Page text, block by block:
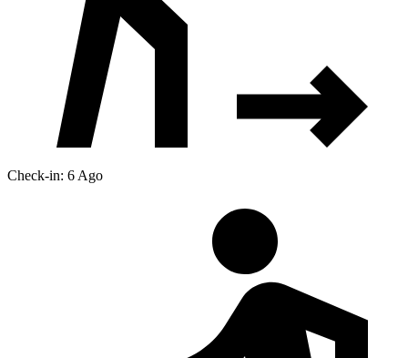
Check-in: 6 Ago